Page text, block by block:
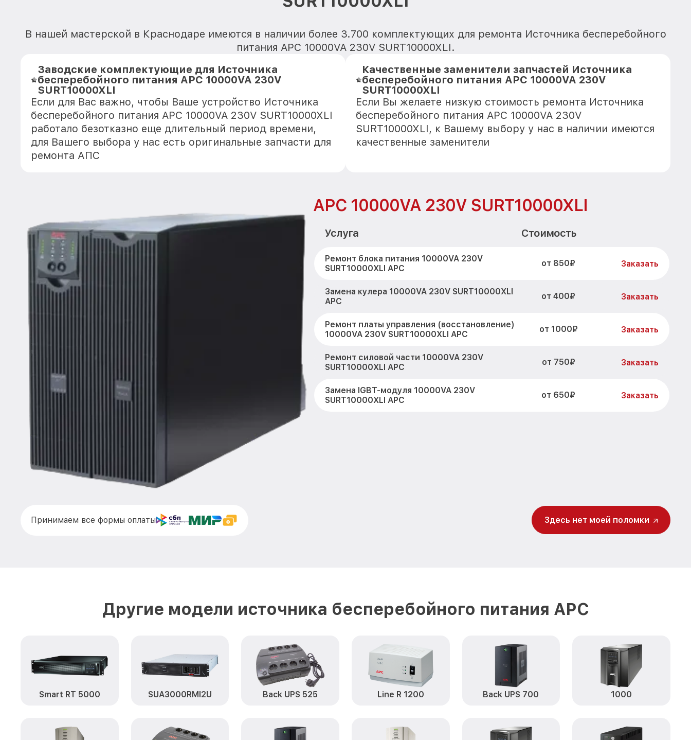
В нашей мастерской в Краснодаре имеются в наличии более 3.700 комплектующих для ремонта Источника бесперебойного
питания APC 10000VA 230V SURT10000XLI.
Заводские комплектующие для Источника
бесперебойного питания APC 10000VA 230V
SURT10000XLI
Если для Вас важно, чтобы Ваше устройство Источника
бесперебойного питания APC 10000VA 230V SURT10000XLI
работало безотказно еще длительный период времени,
для Вашего выбора у нас есть оригинальные запчасти для
ремонта АПС
Качественные заменители запчастей Источника
бесперебойного питания APC 10000VA 230V
SURT10000XLI
Если Вы желаете низкую стоимость ремонта Источника
бесперебойного питания APC 10000VA 230V
SURT10000XLI, к Вашему выбору у нас в наличии имеются
качественные заменители
APC 10000VA 230V SURT10000XLI
Услуга Стоимость
Ремонт блока питания 10000VA 230V
SURT10000XLI APC
от 850₽ Заказать
Замена кулера 10000VA 230V SURT10000XLI
APC
от 400₽ Заказать
Ремонт платы управления (восстановление)
10000VA 230V SURT10000XLI APC
от 1000₽ Заказать
Ремонт силовой части 10000VA 230V
SURT10000XLI APC
от 750₽ Заказать
Замена IGBT-модуля 10000VA 230V
SURT10000XLI APC
от 650₽ Заказать
Принимаем все формы оплаты Здесь нет моей поломки
Другие модели источника бесперебойного питания APC
Smart RT 5000 SUA3000RMI2U Back UPS 525 Line R 1200 Back UPS 700 1000